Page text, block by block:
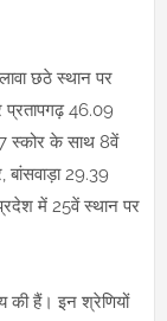
छठे स्थान पर
प्रतापगढ़ 46.09
स्कोर के साथ 8वें
बांसवाड़ा 29.39
में 25वें स्थान पर
की हैं। इन श्रेणियों